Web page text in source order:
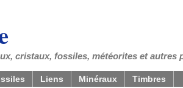
cristaux, fossiles, météorites et
Liens Minéraux Timbres